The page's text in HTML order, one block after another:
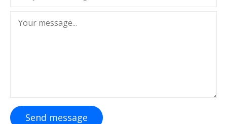
Send message